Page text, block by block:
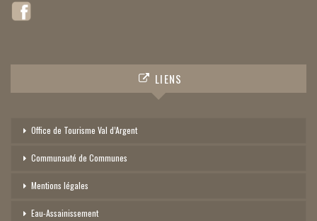
LIENS
Office de Tourisme Val d’Argent
Communauté de Communes
Mentions légales
Eau-Assainissement